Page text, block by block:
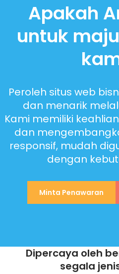
Apakah
untuk
Peroleh situs web
dan menarik
Kami memiliki
dan
responsif, mudah
dengan
Minta Penawaran
Dipercaya oleh
segala